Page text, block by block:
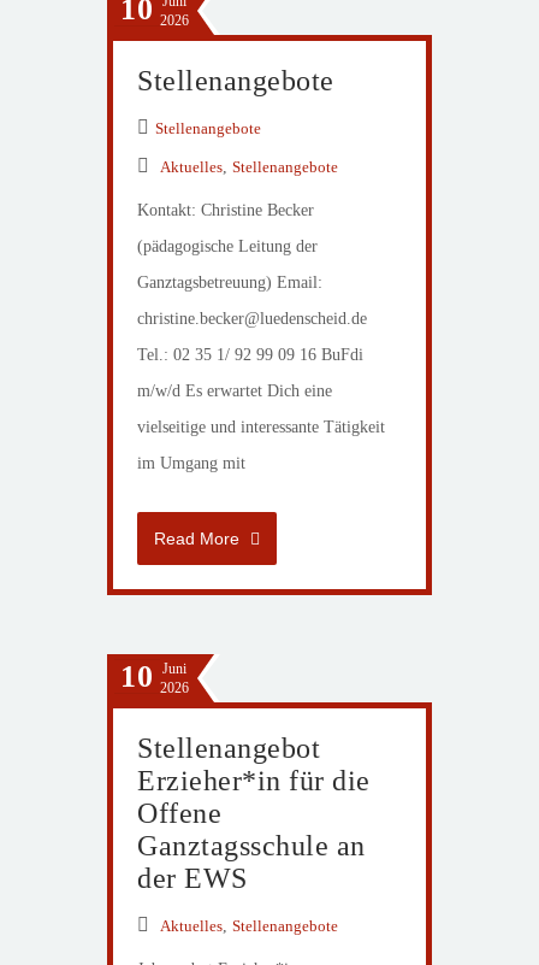
10 2026
Stellenangebote
Stellenangebote
Aktuelles, Stellenangebote
Kontakt: Christine Becker
(pädagogische Leitung der
Ganztagsbetreuung) Email:
christine.becker@luedenscheid.de
Tel.: 02 35 1/ 92 99 09 16 BuFdi
m/w/d Es erwartet Dich eine
vielseitige und interessante Tätigkeit
im Umgang mit
Read More
10
Juni
2026
Stellenangebot
Erzieher*in für die
Offene
Ganztagsschule an
der EWS
Aktuelles, Stellenangebote